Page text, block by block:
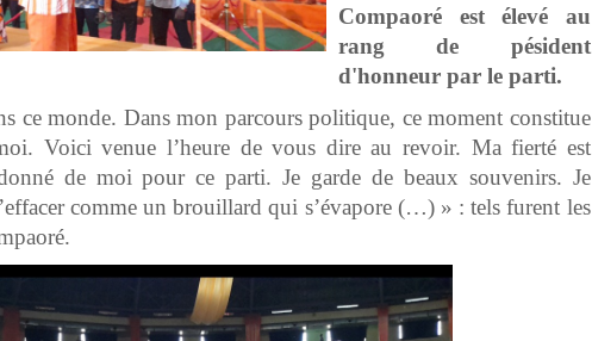
Compaoré est élevé au
rang de pésident
d'honneur par le parti.
ce monde. Dans mon parcours politique, ce moment constitue
Voici venue l’heure de vous dire au revoir. Ma fierté est
de moi pour ce parti. Je garde de beaux souvenirs. Je
comme un brouillard qui s’évapore (…) » : tels furent les